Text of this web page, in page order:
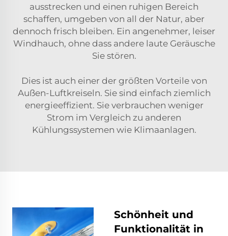
ausstrecken und einen ruhigen Bereich
schaffen, umgeben von all der Natur, aber
dennoch frisch bleiben. Ein angenehmer, leiser
Windhauch, ohne dass andere laute Geräusche
Sie stören.
Dies ist auch einer der größten Vorteile von
Außen-Luftkreiseln. Sie sind einfach ziemlich
energieeffizient. Sie verbrauchen weniger
Strom im Vergleich zu anderen
Kühlungssystemen wie Klimaanlagen.
Schönheit und
Funktionalität in